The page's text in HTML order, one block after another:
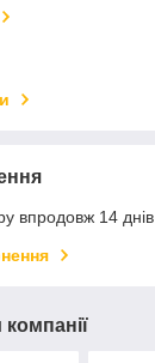
впродовж 14
компанії